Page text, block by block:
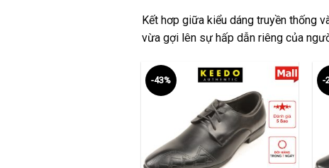
Kết hơp giữa kiểu dáng truyền thống
vừa gợi lên sự hấp dẫn riêng của
-43% -